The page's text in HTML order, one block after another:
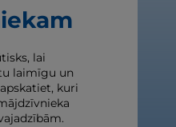
lai
laimīgu un
kuri